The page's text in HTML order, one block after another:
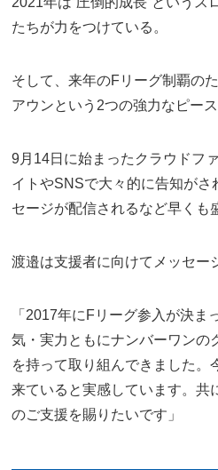
たちが力をつけている。
そして、来年のFリーグ制覇の
アウンという2つの強力なピース
9月14日に始まったクラウドフ
イトやSNSで大々的に告知がさ
セージが配信されるなど早くも
渡邉は支援者に向けてメッセー
「2017年にFリーグ参入が決ま
気・実力ともにナンバーワンの
を持って取り組んできました。
来ていると実感しています。共
のご支援を賜りたいです」